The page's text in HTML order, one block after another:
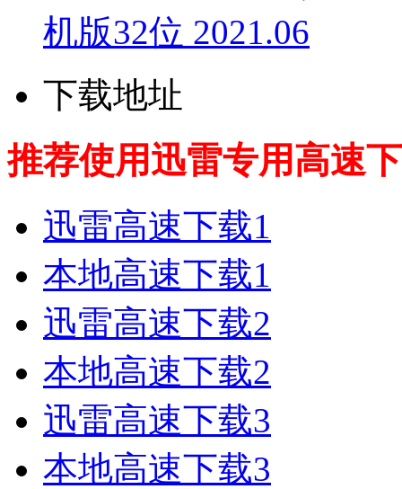
机版32位 2021.06
下载地址
推荐使用迅雷专用高速
迅雷高速下载1
本地高速下载1
迅雷高速下载2
本地高速下载2
迅雷高速下载3
本地高速下载3